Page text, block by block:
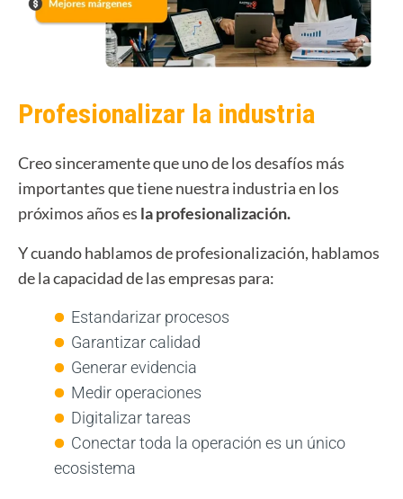
Profesionalizar la industria
Creo sinceramente que uno de los desafíos más
importantes que tiene nuestra industria en los
próximos años es la profesionalización.
Y cuando hablamos de profesionalización, hablamos
de la capacidad de las empresas para:
Estandarizar procesos
Garantizar calidad
Generar evidencia
Medir operaciones
Digitalizar tareas
Conectar toda la operación es un único
ecosistema